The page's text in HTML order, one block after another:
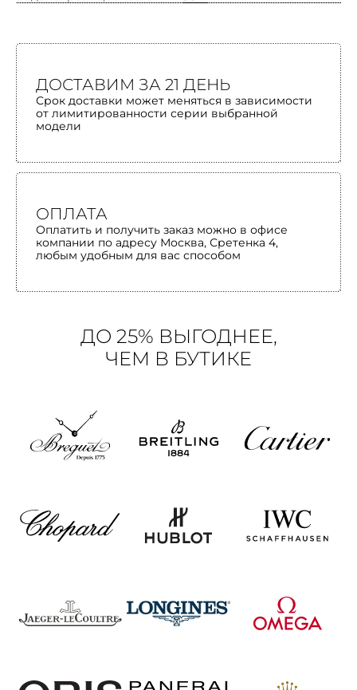
ДОСТАВИМ ЗА 21 ДЕНЬ
Срок доставки может меняться в зависимости
от лимитированности серии выбранной
модели
ОПЛАТА
Оплатить и получить заказ можно в офисе
компании по адресу Москва, Сретенка 4,
любым удобным для вас способом
ДО 25% ВЫГОДНЕЕ,
ЧЕМ В БУТИКЕ